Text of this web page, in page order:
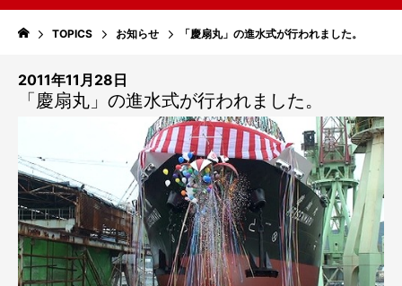
TOPICS お知らせ 「慶扇丸」の進水式が行われました。
2011年11月28日
「慶扇丸」の進水式が行われました。